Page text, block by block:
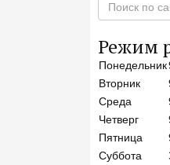
о
с
к
п
о
с
а
й
Режим
Понедельник
Вторник
Среда
Четверг
Пятница
Суббота